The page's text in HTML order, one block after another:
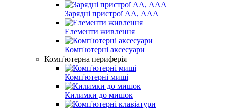
Зарядні пристрої АА, ААА
Елементи живлення
Комп'ютерні аксесуари
Комп'ютерна периферія
Комп'ютерні миші
Килимки до мишок